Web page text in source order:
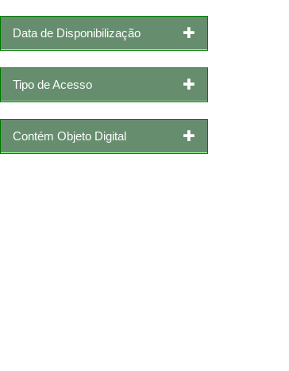
Data de Disponibilização
Tipo de Acesso
Contém Objeto Digital